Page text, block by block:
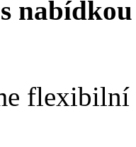
flexibilní